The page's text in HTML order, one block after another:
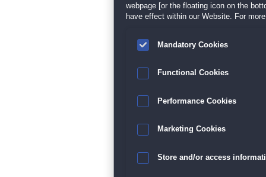
Datenschutz| AGB|Impressum
webpage [or the floating icon on the
have effect within our Website. For
Mandatory Cookies
Functional Cookies
Performance Cookies
Marketing Cookies
Store and/or access